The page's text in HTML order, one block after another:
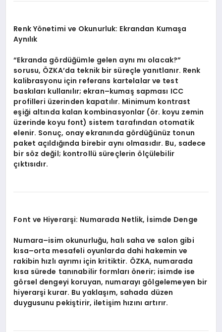
Renk Yönetimi ve Okunurluk: Ekrandan Kumaşa
Aynılık
“Ekranda gördüğümle gelen aynı mı olacak?”
sorusu, ÖZKA’da teknik bir süreçle yanıtlanır. Renk
kalibrasyonu için referans kartelalar ve test
baskıları kullanılır; ekran–kumaş sapması ICC
profilleri üzerinden kapatılır. Minimum kontrast
eşiği altında kalan kombinasyonlar (ör. koyu zemin
üzerinde koyu font) sistem tarafından otomatik
elenir. Sonuç, onay ekranında gördüğünüz tonun
paket açıldığında birebir aynı olmasıdır. Bu, sadece
bir söz değil; kontrollü süreçlerin ölçülebilir
çıktısıdır.
Font ve Hiyerarşi: Numarada Netlik, İsimde Denge
Numara–isim okunurluğu, halı saha ve salon gibi
kısa–orta mesafeli oyunlarda dahi hakemin ve
rakibin hızlı ayrımı için kritiktir. ÖZKA, numarada
kısa sürede tanınabilir formları önerir; isimde ise
görsel dengeyi koruyan, numarayı gölgelemeyen bir
hiyerarşi kurar. Bu yaklaşım, sahada düzen
duygusunu pekiştirir, iletişim hızını artırır.